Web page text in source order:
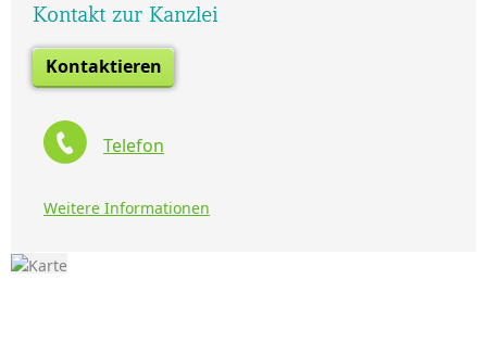
Kontakt zur Kanzlei
Kontaktieren
Telefon
Weitere Informationen